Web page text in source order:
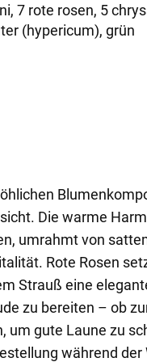
7 rote rosen, 5
(hypericum), grün
Die warme
umrahmt von
Rote Rosen
Strauß eine
zu bereiten – ob
um gute Laune zu
während